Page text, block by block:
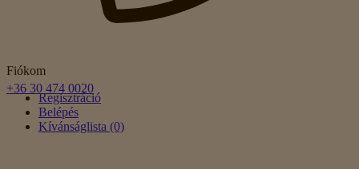
Fiókom
Regisztráció
Belépés
Kívánságlista (0)
+36 30 474 0020